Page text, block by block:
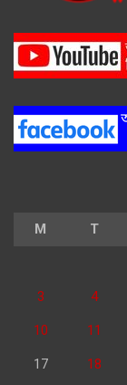
M T
3 4
10 11
17 18